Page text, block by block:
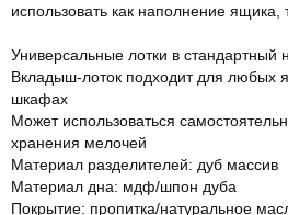
использовать как наполнение ящика,
Универсальные лотки в стандартный
Вкладыш-лоток подходит для любых
шкафах
Может использоваться
хранения мелочей
Материал разделителей: дуб массив
Материал дна: мдф/шпон дуба
Покрытие: пропитка/натуральное